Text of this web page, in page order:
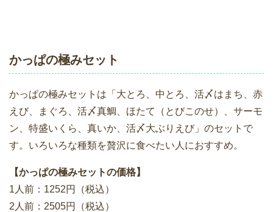
かっぱの極みセット
かっぱの極みセットは「大とろ、中とろ、活〆はまち、赤
えび、まぐろ、活〆真鯛、ほたて（とびこのせ）、サーモ
ン、特盛いくら、真いか、活〆大ぶりえび」のセットで
す。いろいろな種類を贅沢に食べたい人におすすめ。
【かっぱの極みセットの価格】
1人前：1252円（税込）
2人前：2505円（税込）